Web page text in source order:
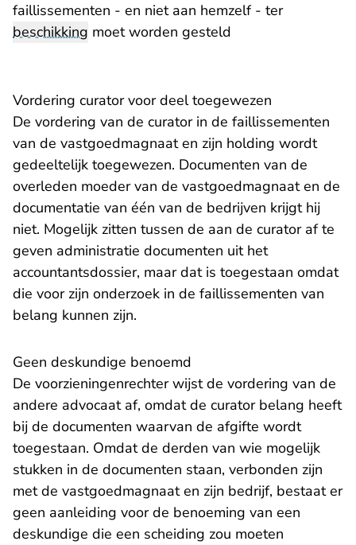
faillissementen - en niet aan hemzelf - ter
beschikking moet worden gesteld
Vordering curator voor deel toegewezen
De vordering van de curator in de faillissementen
van de vastgoedmagnaat en zijn holding wordt
gedeeltelijk toegewezen. Documenten van de
overleden moeder van de vastgoedmagnaat en de
documentatie van één van de bedrijven krijgt hij
niet. Mogelijk zitten tussen de aan de curator af te
geven administratie documenten uit het
accountantsdossier, maar dat is toegestaan omdat
die voor zijn onderzoek in de faillissementen van
belang kunnen zijn.
Geen deskundige benoemd
De voorzieningenrechter wijst de vordering van de
andere advocaat af, omdat de curator belang heeft
bij de documenten waarvan de afgifte wordt
toegestaan. Omdat de derden van wie mogelijk
stukken in de documenten staan, verbonden zijn
met de vastgoedmagnaat en zijn bedrijf, bestaat er
geen aanleiding voor de benoeming van een
deskundige die een scheiding zou moeten